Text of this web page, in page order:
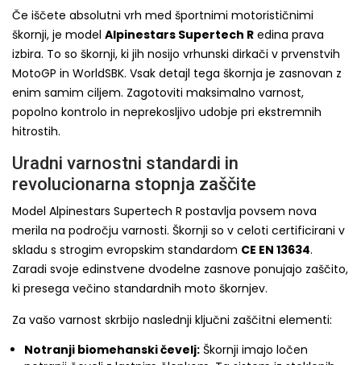
Če iščete absolutni vrh med športnimi motorističnimi
škornji, je model Alpinestars Supertech R edina prava
izbira. To so škornji, ki jih nosijo vrhunski dirkači v prvenstvih
MotoGP in WorldSBK. Vsak detajl tega škornja je zasnovan z
enim samim ciljem. Zagotoviti maksimalno varnost,
popolno kontrolo in neprekosljivo udobje pri ekstremnih
hitrostih.
Uradni varnostni standardi in
revolucionarna stopnja zaščite
Model Alpinestars Supertech R postavlja povsem nova
merila na področju varnosti. Škornji so v celoti certificirani v
skladu s strogim evropskim standardom CE EN 13634.
Zaradi svoje edinstvene dvodelne zasnove ponujajo zaščito,
ki presega večino standardnih moto škornjev.
Za vašo varnost skrbijo naslednji ključni zaščitni elementi:
Notranji biomehanski čevelj: Škornji imajo ločen